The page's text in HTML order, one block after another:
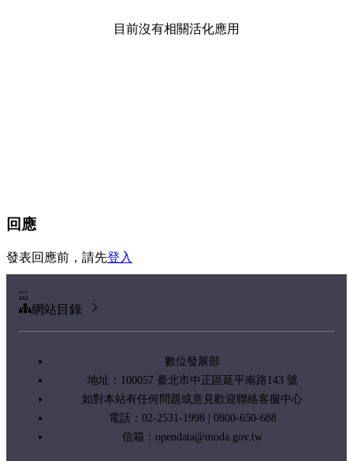
目前沒有相關活化應用
回應
發表回應前，請先登入
:::
網站目錄
數位發展部
地址：100057 臺北市中正區延平南路143 號
如對本站有任何問題或意見歡迎聯絡客服中心
電話：02-2531-1998 | 0800-650-688
信箱： opendata@moda.gov.tw